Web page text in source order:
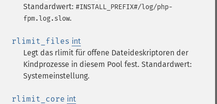
Standardwert: #INSTALL_PREFIX#/log/php-
fpm.log.slow.
rlimit_files int
Legt das rlimit für offene Dateideskriptoren der
Kindprozesse in diesem Pool fest. Standardwert:
Systemeinstellung.
rlimit_core int